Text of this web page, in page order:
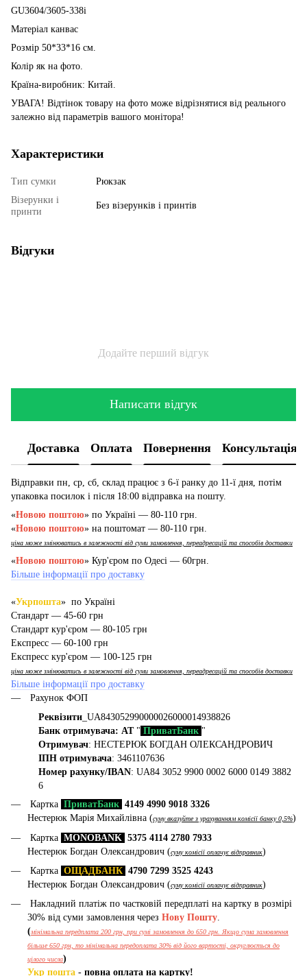
GU3604/3605-338i
Матеріал канвас
Розмір 50*33*16 см.
Колір як на фото.
Країна-виробник: Китай.
УВАГА! Відтінок товару на фото може відрізнятися від реального
залежно від параметрів вашого монітора!
Характеристики
Тип сумки
Рюкзак
Візерунки і
принти
Без візерунків і принтів
Відгуки
Додайте перший відгук
Написати відгук
Доставка Оплата Повернення Консультація
Відправки пн, ср, сб, склад працює з 6-ї ранку до 11-ї дня, потім
упаковка посилок і після 18:00 відправка на пошту.
«Новою поштою» по Україні — 80-110 грн.
«Новою поштою» на поштомат — 80-110 грн.
ціна може змінюватись в залежності від суми замовлення, переадресацій та способів доставки
«Новою поштою» Кур'єром по Одесі — 60грн.
Більше інформації про доставку
«Укрпошта» по Україні
Стандарт — 45-60 грн
Стандарт кур'єром — 80-105 грн
Експресс — 60-100 грн
Експресс кур'єром — 100-125 грн
ціна може змінюватись в залежності від суми замовлення, переадресацій та способів доставки
Більше інформації про доставку
Рахунок ФОП
Реквізити _UA843052990000026000014938826
Банк отримувача: АТ" ПриватБанк "
Отримувач: НЕСТЕРЮК БОГДАН ОЛЕКСАНДРОВИЧ
ІПН отримувача: 3461107636
Номер рахунку/IBAN: UA84 3052 9900 0002 6000 0149 3882
6
Картка ПриватБанк 4149 4990 9018 3326
Нестерюк Марія Михайлівна (суму вказуйте з урахуванням комісії банку 0,5%)
Картка MONOBANK 5375 4114 2780 7933
Нестерюк Богдан Олександрович (суму комісії оплачує відправник)
Картка ОЩАДБАНК 4790 7299 3525 4243
Нестерюк Богдан Олександрович (суму комісії оплачує відправник)
Накладний платіж по частковій передплаті на картку в розмірі
30% від суми замовлення через Нову Пошту.
(мінімальна передплата 200 грн, при сумі замовлення до 650 грн. Якщо сума замовлення
більше 650 грн, то мінімальна передоплата 30% від його вартості, округлюється до
цілого числа)
Укр пошта - повна оплата на картку!